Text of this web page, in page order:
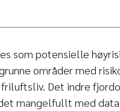
som potensielle
områder med
Det indre
mangelfullt med